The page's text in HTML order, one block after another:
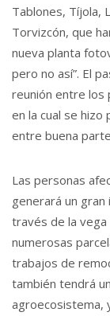
Tablones, Tíjola,
Torvizcón, que
nueva planta
pero no así”. El
reunión entre los
en la cual se
entre buena
Las personas
generará un gran
través de la vega
numerosas
trabajos de
también tendrá
agroecosistema,